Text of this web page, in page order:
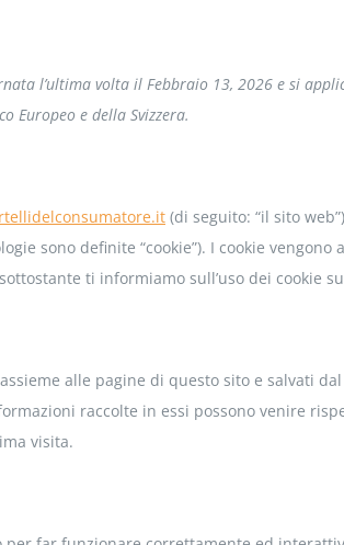
l’ultima volta il Febbraio 13, 2026 e si
Europeo e della Svizzera.
(di seguito: “il sito
sono definite “cookie”). I cookie
ti informiamo sull’uso dei cookie
alle pagine di questo sito e salvati
raccolte in essi possono venire
visita.